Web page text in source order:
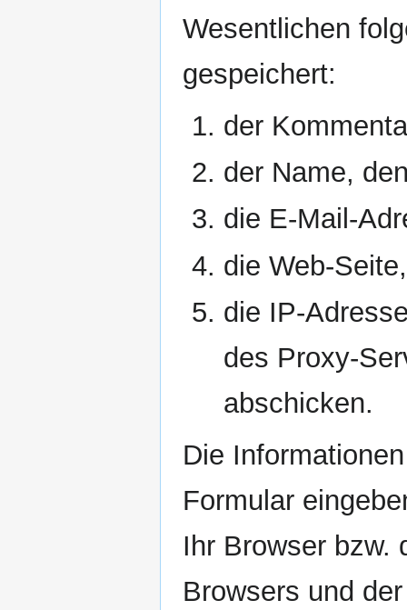
Wesentlichen
gespeichert:
der
der Name,
die E-Mail-
die Web-
die IP-
des Proxy-
abschicken.
Die
Formular
Ihr Browser bzw.
Browsers und